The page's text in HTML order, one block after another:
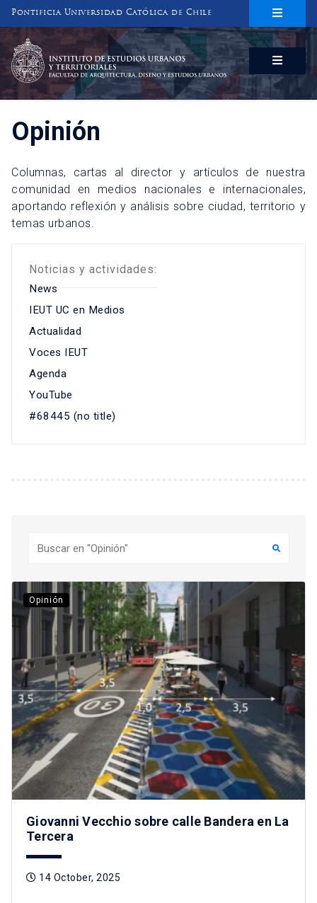
Pontificia Universidad Católica de Chile
INSTITUTO DE ESTUDIOS URBANOS
Y TERRITORIALES
FACULTAD DE ARQUITECTURA, DISEÑO Y ESTUDIOS URBANOS
Opinión
Columnas, cartas al director y artículos de nuestra
comunidad en medios nacionales e internacionales,
aportando reflexión y análisis sobre ciudad, territorio y
temas urbanos.
Noticias y actividades:
News
IEUT UC en Medios
Actualidad
Voces IEUT
Agenda
YouTube
#68445 (no title)
Opinión
Giovanni Vecchio sobre calle Bandera en La
Tercera
14 October, 2025